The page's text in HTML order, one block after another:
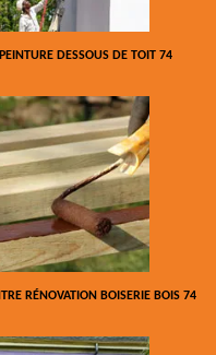
PEINTURE DESSOUS DE TOIT 74
RÉNOVATION BOISERIE BOIS 74